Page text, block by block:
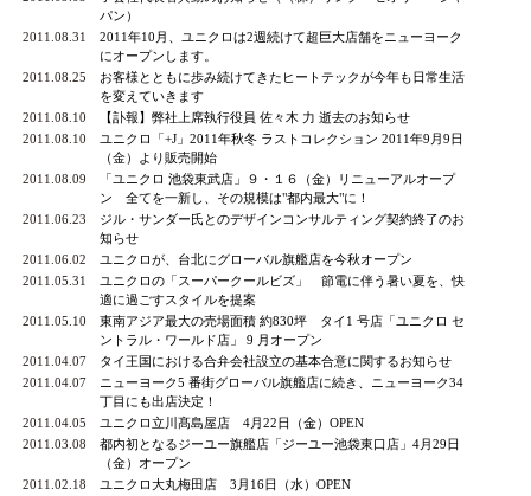
パン）
2011.08.31
2011年10月、ユニクロは2週続けて超巨大店舗をニューヨーク
にオープンします。
2011.08.25
お客様とともに歩み続けてきたヒートテックが今年も日常生活
を変えていきます
2011.08.10
【訃報】弊社上席執行役員 佐々木 力 逝去のお知らせ
2011.08.10
ユニクロ「+J」2011年秋冬 ラストコレクション 2011年9月9日
（金）より販売開始
2011.08.09
「ユニクロ 池袋東武店」９・１６（金）リニューアルオープ
ン 全てを一新し、その規模は"都内最大"に！
2011.06.23
ジル・サンダー氏とのデザインコンサルティング契約終了のお
知らせ
2011.06.02
ユニクロが、台北にグローバル旗艦店を今秋オープン
2011.05.31
ユニクロの「スーパークールビズ」 節電に伴う暑い夏を、快
適に過ごすスタイルを提案
2011.05.10
東南アジア最大の売場面積 約830坪 タイ1 号店「ユニクロ セ
ントラル・ワールド店」 9 月オープン
2011.04.07
タイ王国における合弁会社設立の基本合意に関するお知らせ
2011.04.07
ニューヨーク5 番街グローバル旗艦店に続き、ニューヨーク34
丁目にも出店決定！
2011.04.05
ユニクロ立川髙島屋店 4月22日（金）OPEN
2011.03.08
都内初となるジーユー旗艦店「ジーユー池袋東口店」4月29日
（金）オープン
2011.02.18
ユニクロ大丸梅田店 3月16日（水）OPEN